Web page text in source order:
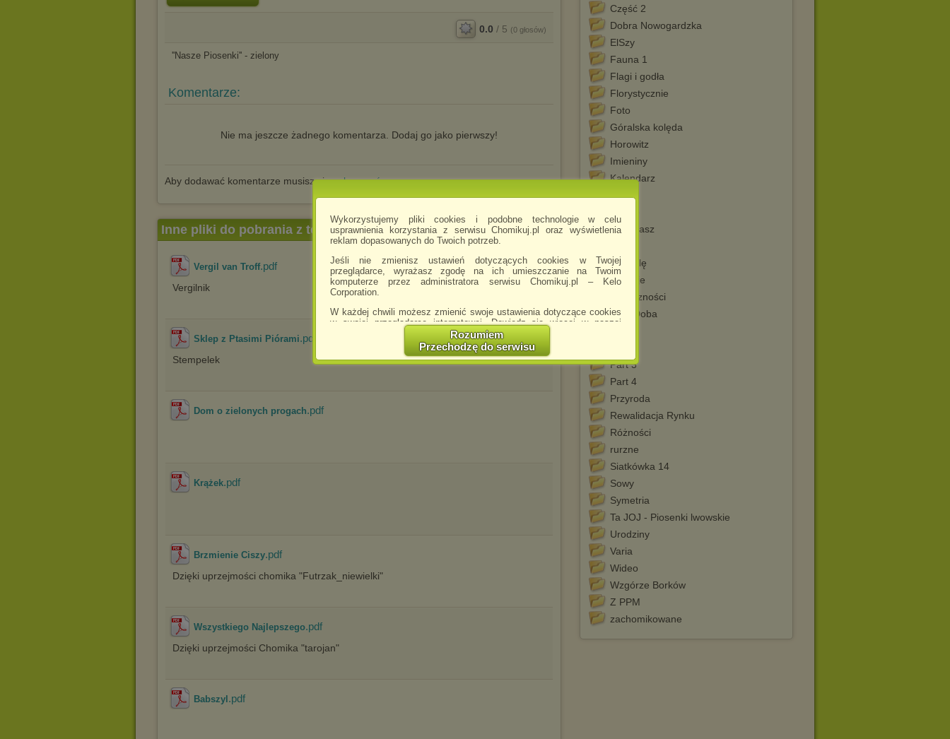
Wykorzystujemy pliki cookies i podobne technologie w celu
usprawnienia korzystania z serwisu Chomikuj.pl oraz wyświetlenia
reklam dopasowanych do Twoich potrzeb.
Jeśli nie zmienisz ustawień dotyczących cookies w Twojej
przeglądarce, wyrażasz zgodę na ich umieszczanie na Twoim
komputerze przez administratora serwisu Chomikuj.pl – Kelo
Corporation.
W każdej chwili możesz zmienić swoje ustawienia dotyczące cookies
w swojej przeglądarce internetowej. Dowiedz się więcej w naszej
http://chomikuj.pl/PolitykaPrywatnosci.aspx
Jednocześnie informujemy że zmiana ustawień przeglądarki może
spowodować ograniczenie korzystania ze strony Chomikuj.pl.
W przypadku braku twojej zgody na akceptację cookies niestety
Zaufanych Partnerów
(dostosowanie reklam do Twoich potrzeb, analiza skuteczności działań
Wyrażenie sprzeciwu spowoduje, że wyświetlana Ci reklama nie
będzie dopasowana do Twoich preferencji, a będzie to reklama
Istnieje możliwość zmiany ustawień przeglądarki internetowej w
sposób uniemożliwiający przechowywanie plików cookies na
urządzeniu końcowym. Można również usunąć pliki cookies,
dokonując odpowiednich zmian w ustawieniach przeglądarki
Pełną informację na ten temat znajdziesz pod adresem
Rozumiem
Przechodzę do serwisu
0.0 / 5 (0 głosów)
''Nasze Piosenki'' - zielony
Komentarze:
Nie ma jeszcze żadnego komentarza. Dodaj go jako pierwszy!
Aby dodawać komentarze musisz sięzalogować
Część 2
Dobra Nowogardzka
ElSzy
Fauna 1
Flagi i godła
Florystycznie
Foto
Góralska kolęda
Horowitz
Imieniny
Kalendarz
Me
Miszmasz
Nie palę
niemoje
Okoliczności
Olek Doba
Part 3
Part 4
Przyroda
Rewalidacja Rynku
Różności
rurzne
Siatkówka 14
Sowy
Symetria
Ta JOJ - Piosenki lwowskie
Urodziny
Varia
Wideo
Wzgórze Borków
Z PPM
zachomikowane
Inne pliki do pobrania z tego chomika
Vergil van Troff.pdf
Vergilnik
Sklep z Ptasimi Piórami.pdf
Stempelek
Dom o zielonych progach.pdf
Krążek.pdf
Brzmienie Ciszy.pdf
Dzięki uprzejmości chomika "Futrzak_niewielki"
Wszystkiego Najlepszego.pdf
Dzięki uprzejmości Chomika "tarojan"
Babszyl .pdf